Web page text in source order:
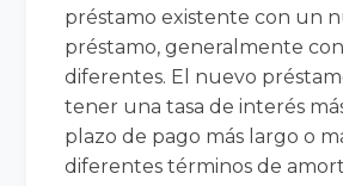
préstamo existente con un
préstamo, generalmente
diferentes. El nuevo
tener una tasa de interés
plazo de pago más largo o
diferentes términos de